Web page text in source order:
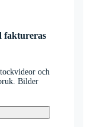
faktureras
och
Bilder